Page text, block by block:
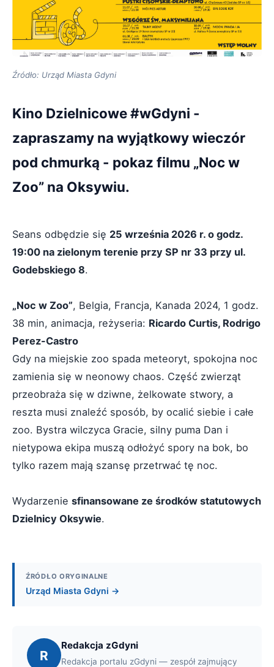
Źródło: Urząd Miasta Gdyni
Kino Dzielnicowe #wGdyni -
zapraszamy na wyjątkowy wieczór
pod chmurką - pokaz filmu „Noc w
Zoo” na Oksywiu.
Seans odbędzie się 25 września 2026 r. o godz.
19:00 na zielonym terenie przy SP nr 33 przy ul.
Godebskiego 8.
„Noc w Zoo”, Belgia, Francja, Kanada 2024, 1 godz.
38 min, animacja, reżyseria: Ricardo Curtis, Rodrigo
Perez-Castro
Gdy na miejskie zoo spada meteoryt, spokojna noc
zamienia się w neonowy chaos. Część zwierząt
przeobraża się w dziwne, żelkowate stwory, a
reszta musi znaleźć sposób, by ocalić siebie i całe
zoo. Bystra wilczyca Gracie, silny puma Dan i
nietypowa ekipa muszą odłożyć spory na bok, bo
tylko razem mają szansę przetrwać tę noc.
Wydarzenie sfinansowane ze środków statutowych
Dzielnicy Oksywie.
ŹRÓDŁO ORYGINALNE
Urząd Miasta Gdyni →
R
Redakcja zGdyni
Redakcja portalu zGdyni — zespół zajmujący